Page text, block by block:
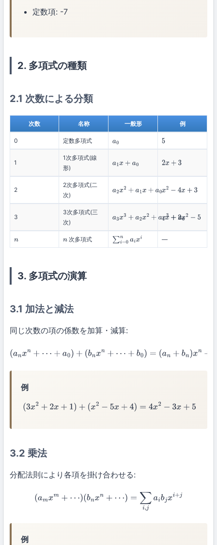
定数項: -7
2. 多項式の種類
2.1 次数による分類
次数 名称 一般形 例
0 定数多項式 a0 5
1
1次多項式(線
形)
a1x+ a0 2x+3
2
2次多項式(二
次)
a2x2 +a 1x+a 0 x2−4 x+3
3
3次多項式(三
次)
a3x3 +a 2x2+ a1x +a0
x3+2x2−5
n n次多項式 ∑i=0n aixi —
3. 多項式の演算
3.1 加法と減法
同じ次数の項の係数を加算・減算:
(an xn + ⋯ +a0)+(bnx n+⋯+b0 = ( a n+ bn)x n+ ⋯+( a0 +b0)
例
(3x2 +2x+1 )+(x 2− 5x+4) =4 x2 −3x+ 5
3.2 乗法
分配法則により各項を掛け合わせる:
(am x m+⋯)(bnxn+⋯ ) = ∑i, aib i+j
例